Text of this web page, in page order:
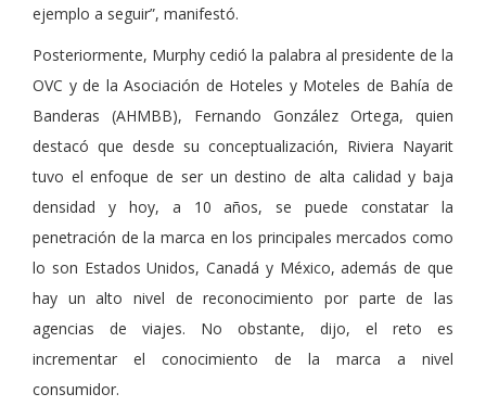
ejemplo a seguir”, manifestó.
Posteriormente, Murphy cedió la palabra al presidente de la
OVC y de la Asociación de Hoteles y Moteles de Bahía de
Banderas (AHMBB), Fernando González Ortega, quien
destacó que desde su conceptualización, Riviera Nayarit
tuvo el enfoque de ser un destino de alta calidad y baja
densidad y hoy, a 10 años, se puede constatar la
penetración de la marca en los principales mercados como
lo son Estados Unidos, Canadá y México, además de que
hay un alto nivel de reconocimiento por parte de las
agencias de viajes. No obstante, dijo, el reto es
incrementar el conocimiento de la marca a nivel
consumidor.